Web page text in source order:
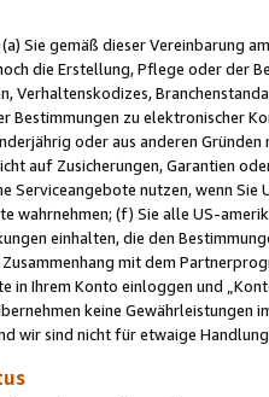
Sie gemäß dieser
die Erstellung, Pflege oder der
Verhaltenskodizes,
Bestimmungen zu elektronischer
oder aus anderen
auf Zusicherungen, Garantien
Serviceangebote nutzen, wenn
wahrnehmen; (f) Sie alle US-
einhalten, die den
mit dem
in Ihrem Konto einloggen und
keine
wir sind nicht für etwaige